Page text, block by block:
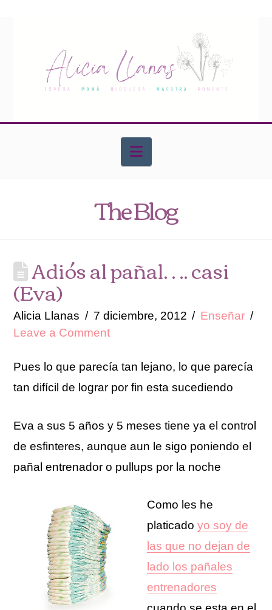
Navigation
The Blog
Adiós al pañal…. casi
(Eva)
Alicia Llanas 7 diciembre, 2012
Enseñar
Leave a Comment
Pues lo que parecía tan lejano, lo que parecía
tan difícil de lograr por fin esta sucediendo
Eva a sus 5 años y 5 meses tiene ya el control
de esfinteres, aunque aun le sigo poniendo el
pañal entrenador o pullups por la noche
Como les he
platicado yo soy de
las que no dejan de
lado los pañales
entrenadores